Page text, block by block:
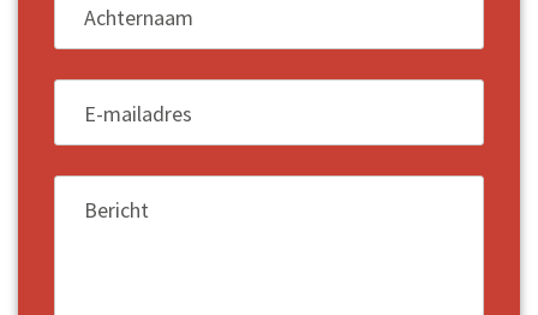
Achternaam
E-mailadres
Bericht